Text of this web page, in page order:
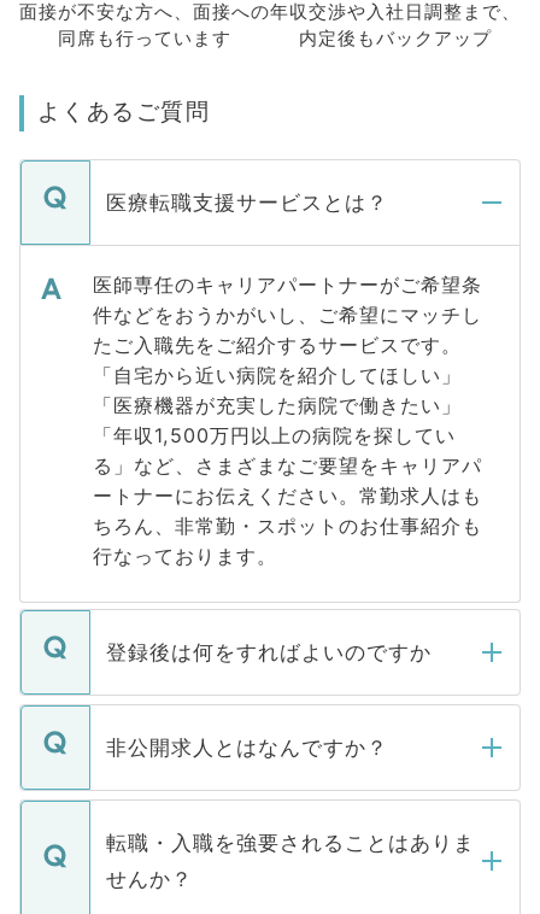
面接が不安な方へ、 面接への
同席も行っています
年収交渉や入社日調整まで、
内定後もバックアップ
よくあるご質問
医療転職支援サービスとは？
医師専任のキャリアパートナーがご希望条
件などをおうかがいし、ご希望にマッチし
たご入職先をご紹介するサービスです。
「自宅から近い病院を紹介してほしい」
「医療機器が充実した病院で働きたい」
「年収1,500万円以上の病院を探してい
る」など、さまざまなご要望をキャリアパ
ートナーにお伝えください。常勤求人はも
ちろん、非常勤・スポットのお仕事紹介も
行なっております。
登録後は何をすればよいのですか
ご登録いただきましたら、弊社担当者がご
登録内容を確認し、その後メールもしくは
ます。通常、5営業日以内にはご連絡をせて
いただきますので、しばらくお待ちくださ
非公開求人とはなんですか？
マイナビDOCTORで取り扱っている求人の
うち約3割は、Webサイトからご覧いただ
けない「非公開求人」です。非公開求人は
下記の理由によって、一般には公開してい
転職・入職を強要されることはありま
せんか？